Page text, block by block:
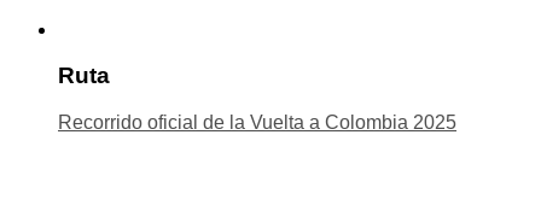
Ruta
Recorrido oficial de la Vuelta a Colombia 2025